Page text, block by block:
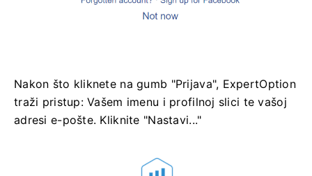
Nakon što kliknete na gumb "Prijava", ExpertOption
traži pristup: Vašem imenu i profilnoj slici te vašoj
adresi e-pošte. Kliknite "Nastavi..."